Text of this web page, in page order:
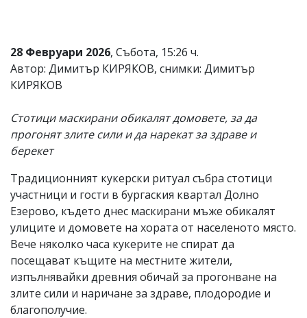
за
тях!
Ако
откриете
за
вас
коментар,
моля
ни!
28 Февруари 2026, Събота, 15:26 ч.
Автор: Димитър КИРЯКОВ, снимки: Димитър
КИРЯКОВ
Стотици маскирани обикалят домовете, за да
прогонят злите сили и да нарекат за здраве и
берекет
Традиционният кукерски ритуал събра стотици
участници и гости в бургаския квартал Долно
Езерово, където днес маскирани мъже обикалят
улиците и домовете на хората от населеното място.
Вече няколко часа кукерите не спират да
посещават къщите на местните жители,
изпълнявайки древния обичай за прогонване на
злите сили и наричане за здраве, плодородие и
благополучие.